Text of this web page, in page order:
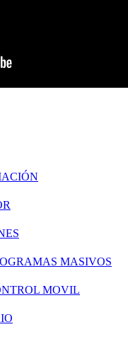
MASIVOS
MOVIL